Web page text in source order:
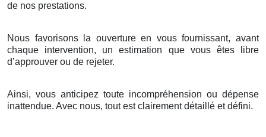
de nos prestations.
Nous favorisons la ouverture en vous fournissant, avant
chaque intervention, un estimation que vous êtes libre
d’approuver ou de rejeter.
Ainsi, vous anticipez toute incompréhension ou dépense
inattendue. Avec nous, tout est clairement détaillé et défini.